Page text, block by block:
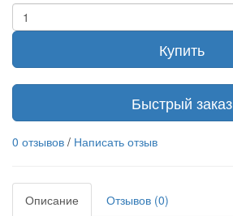
Купить
Быстрый заказ
0 отзывов / Написать отзыв
Описание
Отзывов (0)